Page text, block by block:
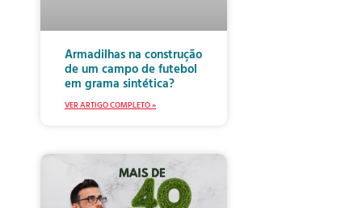
Armadilhas na construção
de um campo de futebol
em grama sintética?
VER ARTIGO COMPLETO »